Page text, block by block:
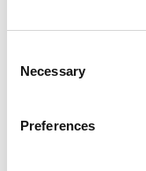
Selection
Necessary
Preferences
Hinzufügen